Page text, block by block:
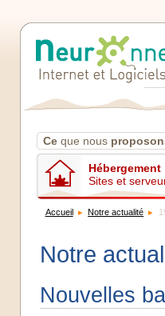
Ce que nous
Hébergement
Sites et
Accueil Notre actualité
Notre
Nouvelles